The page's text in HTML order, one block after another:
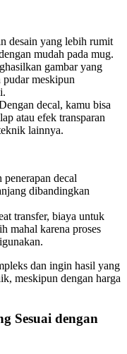
desain yang lebih rumit
mudah pada mug.
gambar yang
pudar meskipun
decal, kamu bisa
atau efek transparan
lainnya.
penerapan decal
dibandingkan
transfer, biaya untuk
mahal karena proses
dan ingin hasil yang
meskipun dengan harga
Sesuai dengan